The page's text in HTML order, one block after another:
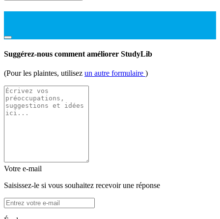
Suggérez-nous comment améliorer StudyLib
(Pour les plaintes, utilisez un autre formulaire )
Votre e-mail
Saisissez-le si vous souhaitez recevoir une réponse